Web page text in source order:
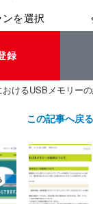
を選択
録
けるUSBメモリーの
この記事へ戻る